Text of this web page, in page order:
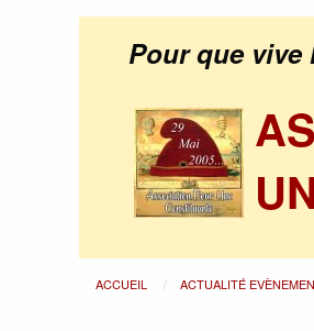
Pour que
ACCUEIL ACTUALITÉ